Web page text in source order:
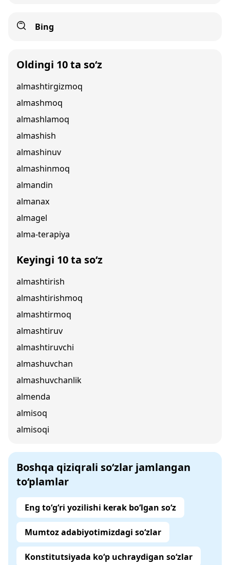
Bing
Oldingi 10 ta so‘z
almashtirgizmoq
almashmoq
almashlamoq
almashish
almashinuv
almashinmoq
almandin
almanax
almagel
alma-terapiya
Keyingi 10 ta so‘z
almashtirish
almashtirishmoq
almashtirmoq
almashtiruv
almashtiruvchi
almashuvchan
almashuvchanlik
almenda
almisoq
almisoqi
Boshqa qiziqrali so‘zlar jamlangan
to‘plamlar
Eng to‘g‘ri yozilishi kerak bo‘lgan so‘z
Mumtoz adabiyotimizdagi so‘zlar
Konstitutsiyada ko‘p uchraydigan so‘zlar